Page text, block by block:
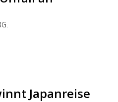
Japanreise